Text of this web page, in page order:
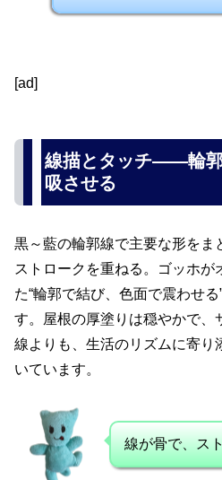
[ad]
線描とタッチ――輪
吸させる
黒～藍の輪郭線で主要な形をま
ストロークを重ねる。ゴッホが
た“輪郭で結び、色面で震わせ
す。屋根の厚塗りは穏やかで、
線よりも、生活のリズムに寄り
いています。
線が骨で、ス